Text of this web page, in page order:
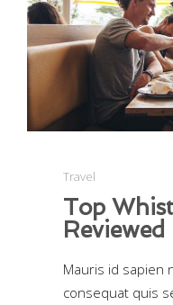
Travel
Top
Reviewed
Mauris id sapien
consequat quis